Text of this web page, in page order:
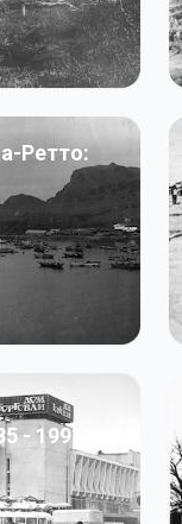
Ретто:
- 1991 гг